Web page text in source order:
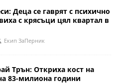
Деца се гаврят с психично
с крясъци цял квартал в
Eкип ЗаПерник
Трън: Откриха кост на
83-милиона години